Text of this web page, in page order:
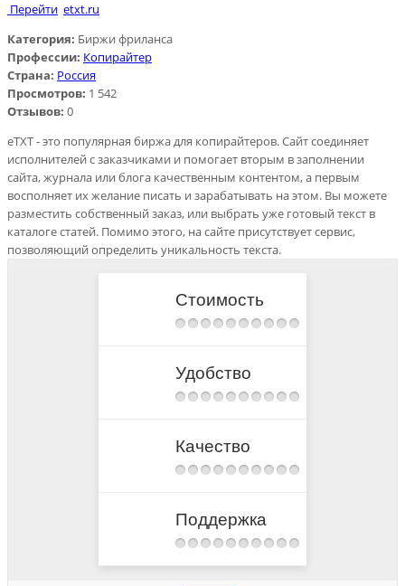
Перейти etxt.ru
Категория: Биржи фриланса
Профессии: Копирайтер
Страна: Россия
Просмотров: 1 542
Отзывов: 0
eTXT - это популярная биржа для копирайтеров. Сайт соединяет
исполнителей с заказчиками и помогает вторым в заполнении
сайта, журнала или блога качественным контентом, а первым
восполняет их желание писать и зарабатывать на этом. Вы можете
разместить собственный заказ, или выбрать уже готовый текст в
каталоге статей. Помимо этого, на сайте присутствует сервис,
позволяющий определить уникальность текста.
Стоимость
Удобство
Качество
Поддержка